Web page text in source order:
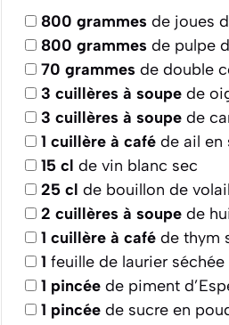
800 grammes de joues
800 grammes de pulpe
70 grammes de double
3 cuillères à soupe de
3 cuillères à soupe de
1 cuillère à café de ail en
15 cl de vin blanc sec
25 cl de bouillon de
2 cuillères à soupe de
1 cuillère à café de thym
1 feuille de laurier séchée
1 pincée de piment
1 pincée de sucre en